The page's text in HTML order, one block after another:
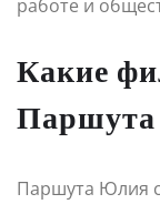
работе и
Какие
Паршута Юлия